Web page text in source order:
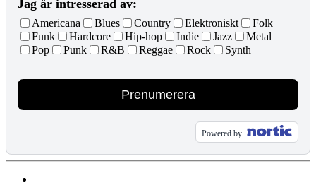
Jag är intresserad av:
Americana Blues Country Elektroniskt
Folk
Funk
Hardcore Hip-hop Indie Jazz
Metal
Pop
Punk R&B Reggae Rock Synth
Prenumerera
Powered by